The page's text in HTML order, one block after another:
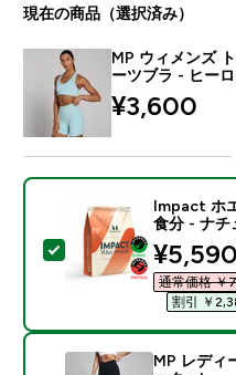
現在の商品（選択済み）
MP ウィメンズ
ーツブラ - ヒー
¥3,600‎
この商品を選択 -
Impact ホ
食分 - ナチ
¥5,590‎
通常価格 ￥
割引 ￥
MP レディ